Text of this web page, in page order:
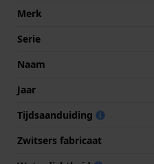
Merk
Serie
Naam
Jaar
Tijdsaanduiding
Zwitsers fabricaat